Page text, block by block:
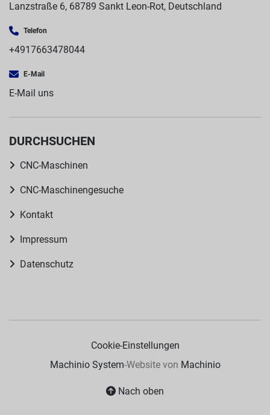
Lanzstraße 6, 68789 Sankt Leon-Rot, Deutschland
Telefon
+4917663478044
E-Mail
E-Mail uns
DURCHSUCHEN
CNC-Maschinen
CNC-Maschinengesuche
Kontakt
Impressum
Datenschutz
Cookie-Einstellungen
Machinio System-Website von Machinio
Nach oben